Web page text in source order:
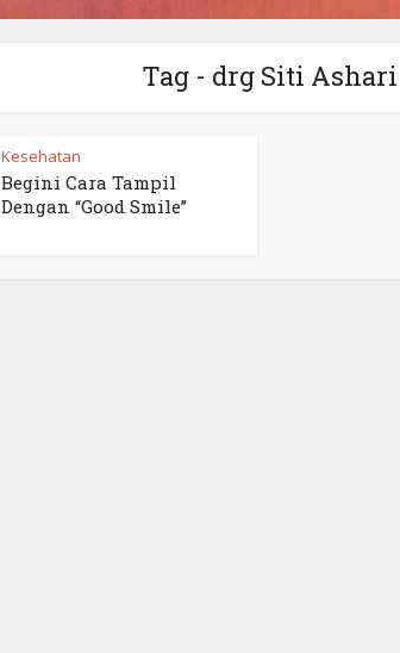
Tag - drg Siti Ashari
Kesehatan
Begini Cara Tampil
Dengan “Good Smile”